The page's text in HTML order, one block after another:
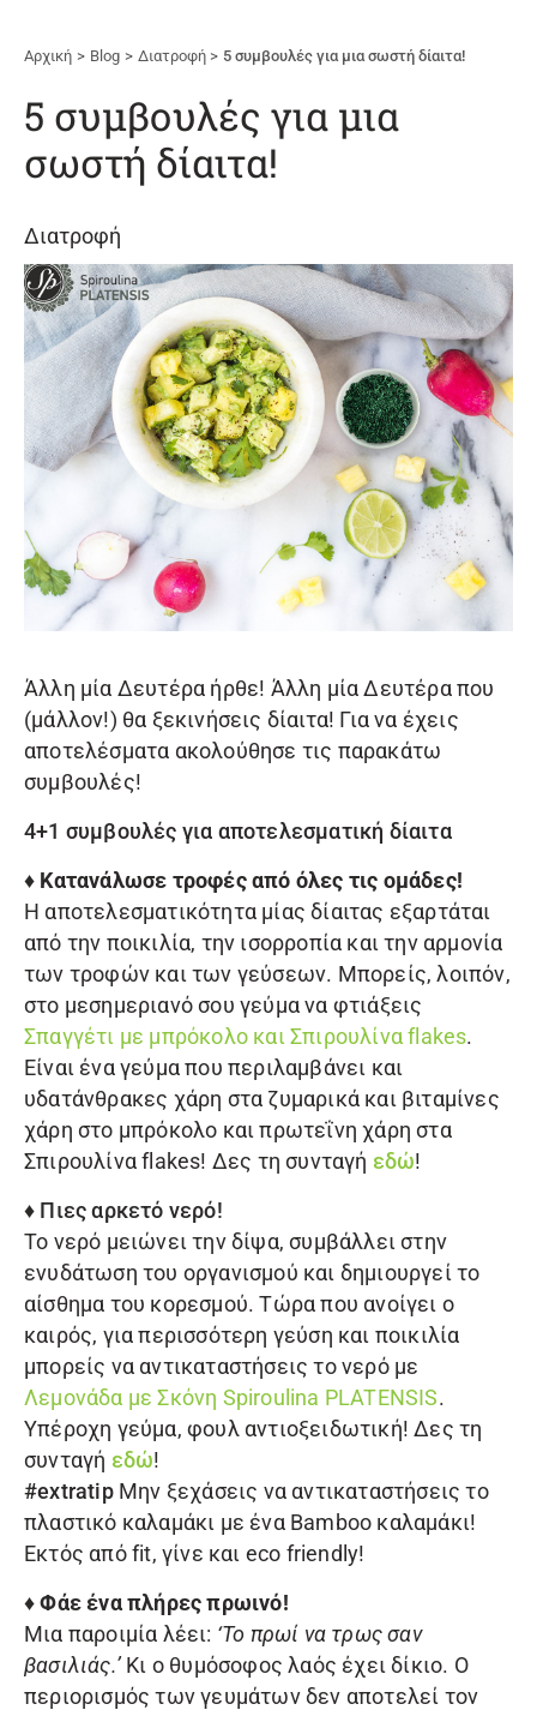
Αρχική Blog Διατροφή 5 συμβουλές για μια σωστή δίαιτα!
5 συμβουλές για μια
σωστή δίαιτα!
Διατροφή
Άλλη μία Δευτέρα ήρθε! Άλλη μία Δευτέρα που
(μάλλον!) θα ξεκινήσεις δίαιτα! Για να έχεις
αποτελέσματα ακολούθησε τις παρακάτω
συμβουλές!
4+1 συμβουλές για αποτελεσματική δίαιτα
♦ Κατανάλωσε τροφές από όλες τις ομάδες!
Η αποτελεσματικότητα μίας δίαιτας εξαρτάται
από την ποικιλία, την ισορροπία και την αρμονία
των τροφών και των γεύσεων. Μπορείς, λοιπόν,
στο μεσημεριανό σου γεύμα να φτιάξεις
Σπαγγέτι με μπρόκολο και Σπιρουλίνα flakes.
Είναι ένα γεύμα που περιλαμβάνει και
υδατάνθρακες χάρη στα ζυμαρικά και βιταμίνες
χάρη στο μπρόκολο και πρωτεΐνη χάρη στα
Σπιρουλίνα flakes! Δες τη συνταγή εδώ!
♦ Πιες αρκετό νερό!
Το νερό μειώνει την δίψα, συμβάλλει στην
ενυδάτωση του οργανισμού και δημιουργεί το
αίσθημα του κορεσμού. Τώρα που ανοίγει ο
καιρός, για περισσότερη γεύση και ποικιλία
μπορείς να αντικαταστήσεις το νερό με
Λεμονάδα μεΣκόνη Spiroulina PLATENSIS.
Υπέροχη γεύμα, φουλ αντιοξειδωτική! Δες τη
συνταγή εδώ!
#extratipΜην ξεχάσεις να αντικαταστήσεις το
πλαστικό καλαμάκι με ένα Bamboo καλαμάκι!
Εκτός από fit, γίνε και eco friendly!
♦ Φάε ένα πλήρες πρωινό!
Μια παροιμία λέει: ‘Το πρωί να τρως σαν
βασιλιάς.’ Κι ο θυμόσοφος λαός έχει δίκιο. Ο
περιορισμός των γευμάτων δεν αποτελεί τον